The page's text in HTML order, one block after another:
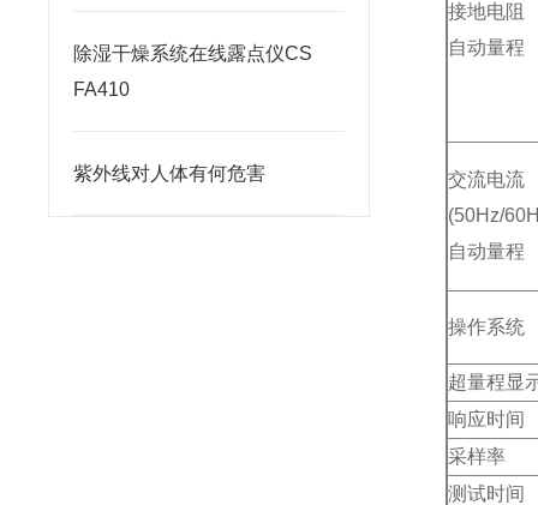
除湿干燥系统在线露点仪CS
FA410
紫外线对人体有何危害
接地电阻
自动量程
交流电流
(50Hz/
自动量程
操作系统
超量程显
响应时间
采样率
测试时间